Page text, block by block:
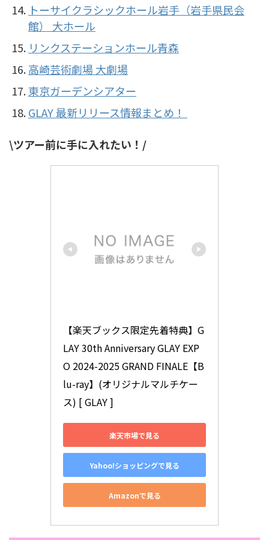
トーサイクラシックホール岩手（岩手県民会
館） 大ホール
リンクステーションホール青森
高崎芸術劇場 大劇場
東京ガーデンシアター
GLAY 最新リリース情報まとめ！
\ツアー前に手に入れたい！/
【楽天ブックス限定先着特典】G
LAY 30th Anniversary GLAY EXP
O 2024-2025 GRAND FINALE【B
lu-ray】(オリジナルマルチケー
ス) [ GLAY ]
楽天市場で見る
Yahoo!ショッピングで見る
Amazonで見る